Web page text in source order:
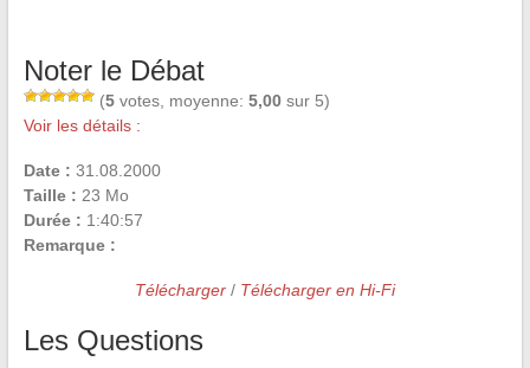
Noter le Débat
(5votes, moyenne: 5,00sur 5)
Voir les détails :
Date : 31.08.2000
Taille : 23 Mo
Durée : 1:40:57
Remarque :
Télécharger/ Télécharger en Hi-Fi
Les Questions